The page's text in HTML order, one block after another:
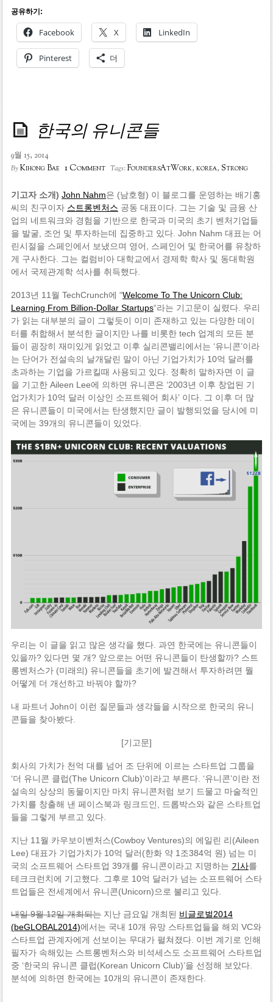
공유하기:
Facebook X LinkedIn
Pinterest 더
한국의 유니콘들
9월 15, 2014
ByKihong Bae 1 Comment Tags:FoundersAtWork, korea, Strong
기고자 소개) John Nahm은 (남호형) 이 블로그를 운영하는 배기홍
씨의 친구이자 스트롱벤처스 공동 대표이다. 그는 기술 및 금융 산
업의 네트워크와 경험을 기반으로 한국과 미국의 초기 벤처기업들
을 발굴, 조언 및 투자하는데 집중하고 있다. John Nahm 대표는 어
린시절을 스페인에서 보냈으며 영어, 스페인어 및 한국어를 유창하
게 구사한다. 그는 컬럼비아 대학교에서 경제학 학사 및 동대학원
에서 국제관계학 석사를 취득했다.
2013년 11월 TechCrunch에 “Welcome To The Unicorn Club:
Learning From Billion-Dollar Startups“라는 기고문이 실렸다. 우리
가 읽는 대부분의 글이 그렇듯이 이미 존재하고 있는 다양한 데이
터를 취합해서 분석한 글이지만 나를 비롯한 tech 업계의 모든 분
들이 굉장히 재미있게 읽었고 이후 실리콘밸리에서는 ‘유니콘’이라
는 단어가 전설속의 날개달린 말이 아닌 기업가치가 10억 달러를
초과하는 기업을 가르킬때 사용되고 있다. 정확히 말하자면 이 글
을 기고한 Aileen Lee에 의하면 유니콘은 ‘2003년 이후 창업된 기
업가치가 10억 달러 이상인 소프트웨어 회사’ 이다. 그 이후 더 많
은 유니콘들이 미국에서는 탄생했지만 글이 발행되었을 당시에 미
국에는 39개의 유니콘들이 있었다.
우리는 이 글을 읽고 많은 생각을 했다. 과연 한국에는 유니콘들이
있을까? 있다면 몇 개? 앞으로는 어떤 유니콘들이 탄생할까? 스트
롱벤처스가 (미래의) 유니콘들을 초기에 발견해서 투자하려면 뭘
어떻게 더 개선하고 바꿔야 할까?
내 파트너 John이 이런 질문들과 생각들을 시작으로 한국의 유니
콘들을 찾아봤다.
[기고문]
회사의 가치가 천억 대를 넘어 조 단위에 이르는 스타트업 그룹을
‘더 유니콘 클럽(The Unicorn Club)’이라고 부른다. ‘유니콘’이란 전
설속의 상상의 동물이지만 마치 유니콘처럼 보기 드물고 마술적인
가치를 창출해 낸 페이스북과 링크드인, 드롭박스와 같은 스타트업
들을 그렇게 부르고 있다.
지난 11월 카우보이벤처스(Cowboy Ventures)의 에일린 리(Aileen
Lee) 대표가 기업가치가 10억 달러(한화 약 1조384억 원) 넘는 미
국의 소프트웨어 스타트업 39개를 유니콘이라고 지명하는 기사를
테크크런치에 기고했다. 그후로 10억 달러가 넘는 소프트웨어 스타
트업들은 전세계에서 유니콘(Unicorn)으로 불리고 있다.
내일 9월 12일 개최되는지난 금요일 개최된 비글로벌2014
(beGLOBAL2014)에서는 국내 10개 유망 스타트업들을 해외 VC와
스타트업 관계자에게 선보이는 무대가 펼쳐졌다. 이번 계기로 인해
필자가 속해있는 스트롱벤처스와 비석세스도 소프트웨어 스타트업
중 ‘한국의 유니콘 클럽(Korean Unicorn Club)’을 선정해 보았다.
분석에 의하면 한국에는 10개의 유니콘이 존재한다.